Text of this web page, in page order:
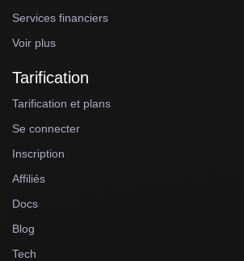
Services financiers
Voir plus
Tarification
Tarification et plans
Se connecter
Inscription
Affiliés
Docs
Blog
Tech